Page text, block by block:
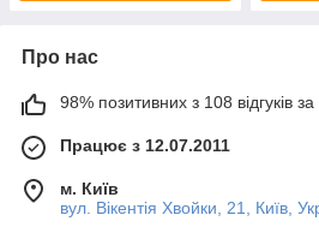
Про нас
98% позитивних з 108 відгуків за
Працює з 12.07.2011
м. Київ
вул. Вікентія Хвойки, 21, Київ,